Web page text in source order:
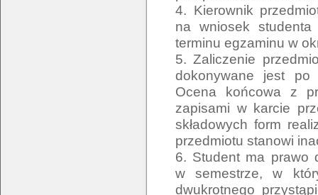
4. Kierownik
na wniosek
terminu egzaminu w
5. Zaliczenie
dokonywane jest po
Ocena końcowa z
zapisami w karcie
składowych form
przedmiotu stanowi
6. Student ma prawo
w semestrze, w
dwukrotnego